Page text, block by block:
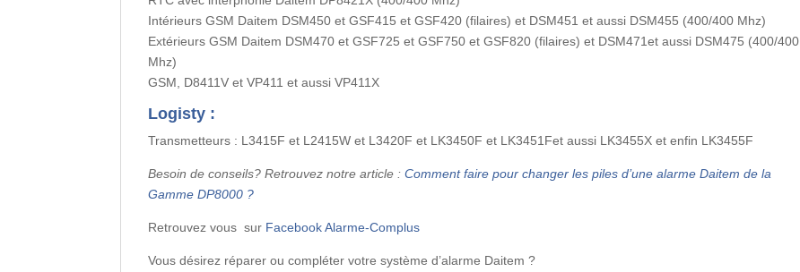
Intérieurs GSM Daitem DSM450 et GSF415 et GSF420 (filaires) et DSM451 et aussi DSM455 (400/400 Mhz)
Extérieurs GSM Daitem DSM470 et GSF725 et GSF750 et GSF820 (filaires) et DSM471et aussi DSM475 (400/400
Mhz)
GSM, D8411V et VP411 et aussi VP411X
Logisty :
Transmetteurs : L3415F et L2415W et L3420F et LK3450F et LK3451Fet aussi LK3455X et enfin LK3455F
Besoin de conseils? Retrouvez notre article :Comment faire pour changer les piles d’une alarme Daitem de la
Gamme DP8000 ?
Retrouvez vous sur Facebook Alarme-Complus
Vous désirez réparer ou compléter votre système d’alarme Daitem ?